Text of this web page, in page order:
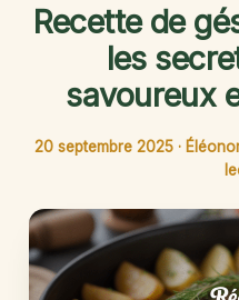
Recette de
les
savoureux
20 septembre 2025 ·